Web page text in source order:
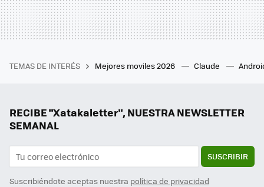
TEMAS DE INTERÉS Mejores moviles 2026 Claude
RECIBE "Xatakaletter", NUESTRA NEWSLETTER
SEMANAL
SUSCRIBIR
Suscribiéndote aceptas nuestra política de privacidad